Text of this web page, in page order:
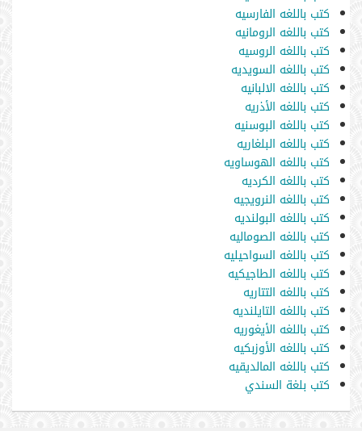
كتب باللغه الفارسيه
كتب باللغه الرومانيه
كتب باللغه الروسيه
كتب باللغه السويديه
كتب باللغه الالبانيه
كتب باللغه الأذريه
كتب باللغه البوسنيه
كتب باللغه البلغاريه
كتب باللغه الهوساويه
كتب باللغه الكرديه
كتب باللغه النرويجيه
كتب باللغه البولنديه
كتب باللغه الصوماليه
كتب باللغه السواحيليه
كتب باللغه الطاجيكيه
كتب باللغه التتاريه
كتب باللغه التايلنديه
كتب باللغه الأيغوريه
كتب باللغه الأوزبكيه
كتب باللغه المالديقيه
كتب بلغة السندي